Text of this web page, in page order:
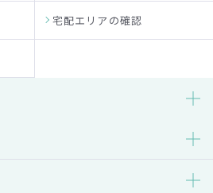
宅配エリアの確認